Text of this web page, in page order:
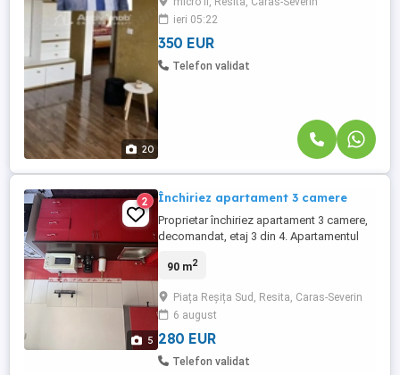
20
utilata, baie , centrala termica, usa de
metal la intrare, usi interioare din lemn si
ferestre ...
ieri 05:22
350 EUR
Telefon validat
5
2 Închiriez apartament 3 camere
Proprietar închiriez apartament 3 camere,
decomandat, etaj 3 din 4. Apartamentul
aproape de piata, supermarketuri , centru,
280 euro chiria + 300 garanție. Exclus
animale de companie. Informații la telefon
.
90 m2
Piața Reșița Sud, Resita, Caras-Severin
6 august
280 EUR
Telefon validat